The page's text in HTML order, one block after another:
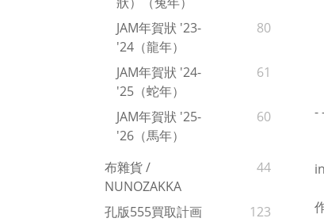
JAM年賀狀 '23-
'24（龍年）
80
JAM年賀狀 '24-
'25（蛇年）
61
JAM年賀狀 '25-
'26（馬年）
60
布雜貨 /
NUNOZAKKA
44
孔版555買取計画
123
-